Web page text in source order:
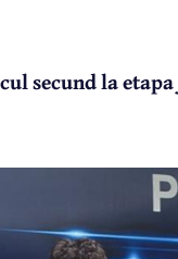
secund la